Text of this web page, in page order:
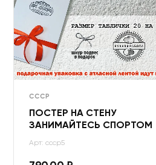
СССР
ПОСТЕР НА СТЕНУ
ЗАНИМАЙТЕСЬ СПОРТОМ
Арт: ссср5